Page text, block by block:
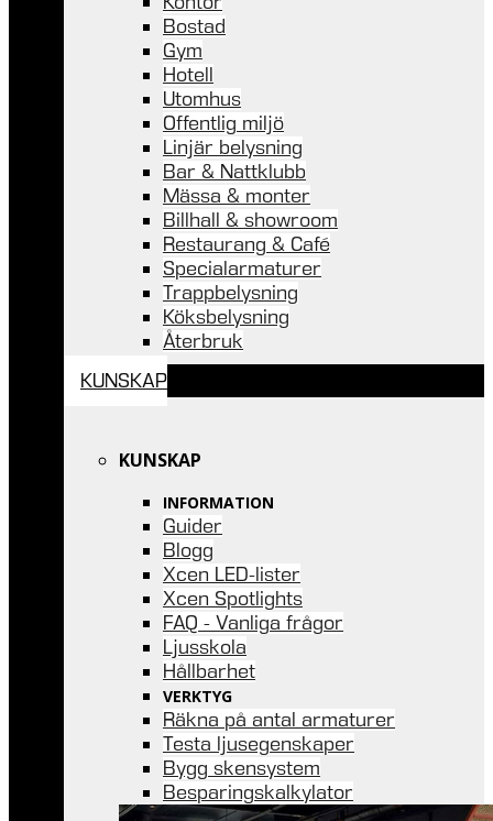
Bostad
Gym
Hotell
Utomhus
Offentlig miljö
Linjär belysning
Bar & Nattklubb
Mässa & monter
Billhall & showroom
Restaurang & Café
Specialarmaturer
Trappbelysning
Köksbelysning
Återbruk
KUNSKAP
KUNSKAP
INFORMATION
Guider
Blogg
Xcen LED-lister
Xcen Spotlights
FAQ - Vanliga frågor
Ljusskola
Hållbarhet
VERKTYG
Räkna på antal armaturer
Testa ljusegenskaper
Bygg skensystem
Besparingskalkylator